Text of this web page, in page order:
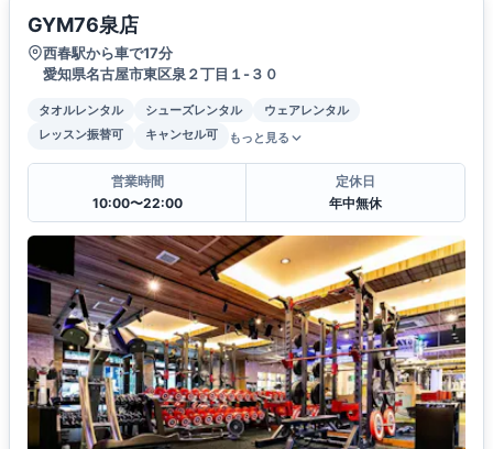
GYM76泉店
西春駅から車で17分
愛知県名古屋市東区泉２丁目１-３０
タオルレンタル シューズレンタル
ウェアレンタル
レッスン振替可
キャンセル可 もっと見る
営業時間
10:00〜22:00
定休日
年中無休